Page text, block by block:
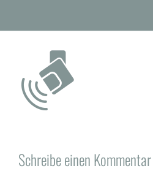
Schreibe einen Kommentar